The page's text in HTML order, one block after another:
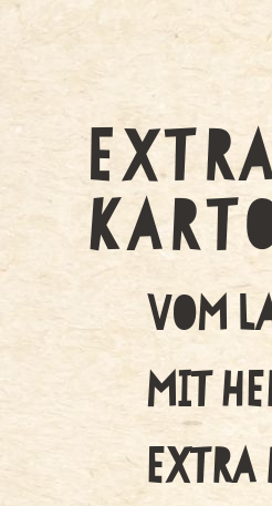
VOM
MIT
EXTRA